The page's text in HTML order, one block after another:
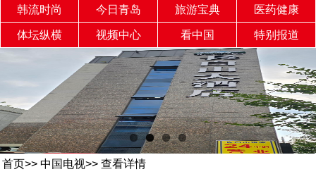
韩流时尚 今日青岛 旅游宝典 医药健康
体坛纵横 视频中心 看中国 特别报道
首页>> 中国电视>> 查看详情